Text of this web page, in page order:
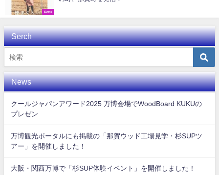
Event
Serch
News
クールジャパンアワード2025 万博会場でWoodBoard KUKUの
プレゼン
万博観光ポータルにも掲載の「那賀ウッド工場見学・杉SUPツ
アー」を開催しました！
大阪・関西万博で「杉SUP体験イベント」を開催しました！